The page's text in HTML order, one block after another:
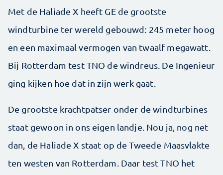
Met de Haliade X heeft GE de grootste
windturbine ter wereld gebouwd: 245 meter hoog
en een maximaal vermogen van twaalf megawatt.
Bij Rotterdam test TNO de windreus. De Ingenieur
ging kijken hoe dat in zijn werk gaat.
De grootste krachtpatser onder de windturbines
staat gewoon in ons eigen landje. Nou ja, nog net
dan, de Haliade X staat op de Tweede Maasvlakte
ten westen van Rotterdam. Daar test TNO het